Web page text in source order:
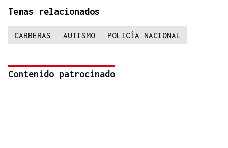
Temas relacionados
CARRERAS AUTISMO POLICÍA NACIONAL
Contenido patrocinado